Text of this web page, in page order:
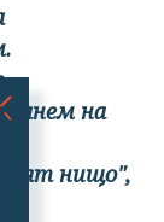
на
нищо",